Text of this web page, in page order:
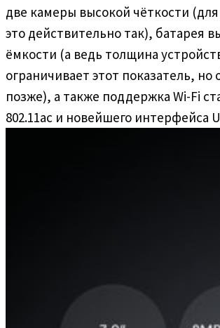
две камеры высокой чёткости
это действительно так), батарея
ёмкости (а ведь толщина
ограничивает этот показатель, но
позже), а также поддержка Wi-Fi
802.11ac и новейшего интерфейса